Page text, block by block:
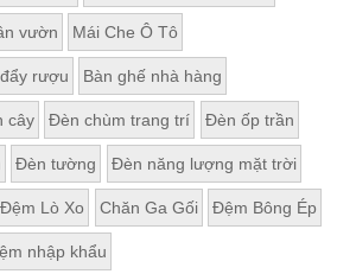
vườn Mái Che Ô Tô
rượu Bàn ghế nhà hàng
cây Đèn chùm trang trí Đèn ốp trần
Đèn tường Đèn năng lượng mặt trời
Đệm Lò Xo Chăn Ga Gối Đệm Bông Ép
nhập khẩu